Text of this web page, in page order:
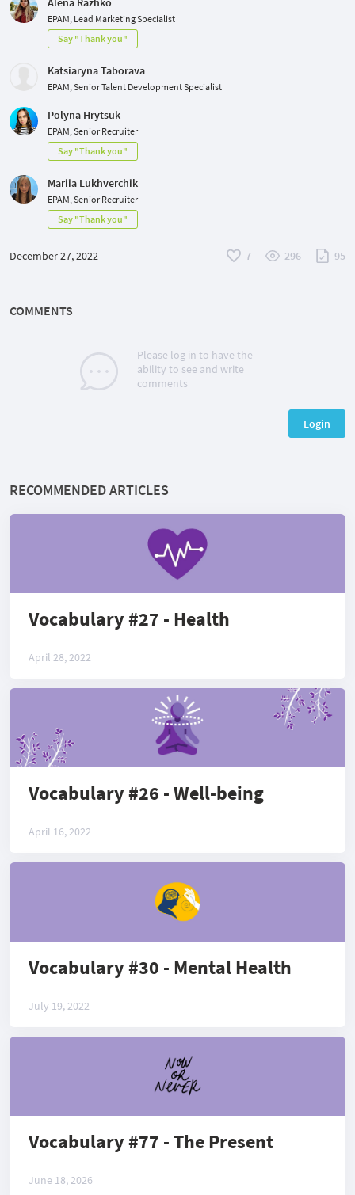
EPAM, Lead Marketing Specialist
Say "Thank you"
Katsiaryna Taborava
EPAM, Senior Talent Development Specialist
Polyna Hrytsuk
EPAM, Senior Recruiter
Say "Thank you"
Mariia Lukhverchik
EPAM, Senior Recruiter
Say "Thank you"
December 27, 2022 7 296 95
COMMENTS
Please log in to have the
ability to see and write
comments
Login
RECOMMENDED ARTICLES
Vocabulary #27 - Health
April 28, 2022
Vocabulary #26 - Well-being
April 16, 2022
Vocabulary #30 - Mental Health
July 19, 2022
Vocabulary #77 - The Present
June 18, 2026